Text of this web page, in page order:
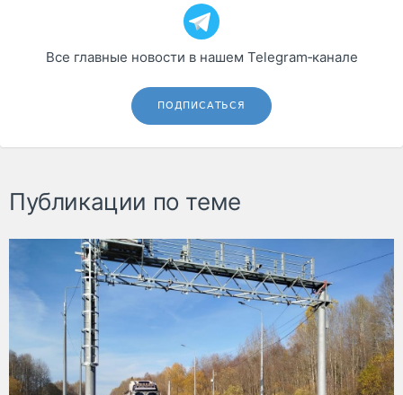
Все главные новости в нашем Telegram‑канале
ПОДПИСАТЬСЯ
Публикации по теме